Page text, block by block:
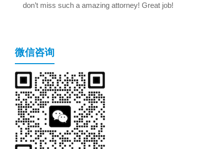
don’t miss such a amazing attorney! Great job!
微信咨询